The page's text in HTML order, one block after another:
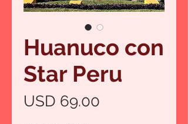
Huanuco con
Star Peru
USD 69.00